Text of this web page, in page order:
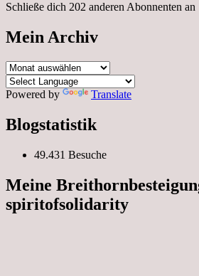
Schließe dich 202 anderen Abonnenten an
Mein Archiv
Mein
Archiv
Powered by
Translate
Blogstatistik
49.431 Besuche
Meine
spiritofsolidarity